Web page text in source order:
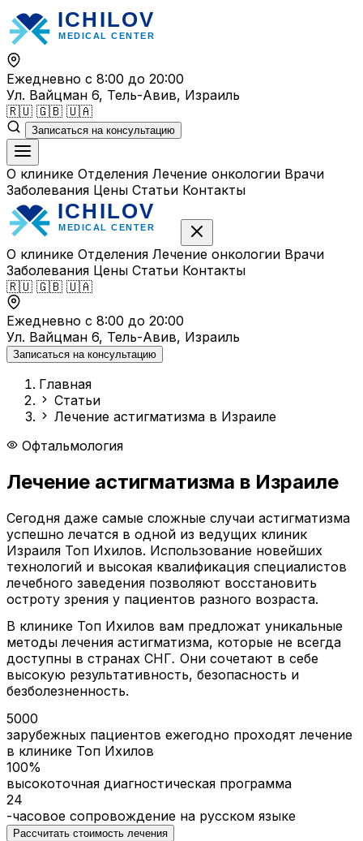
Перейти
к
содержимому
Ежедневно с 8:00 до 20:00
Ул. Вайцман 6, Тель-Авив, Израиль
🇷🇺 🇬🇧 🇺🇦
Записаться на консультацию
О клинике Отделения Лечение онкологии Врачи
Заболевания Цены Статьи Контакты
О клинике Отделения Лечение онкологии Врачи
Заболевания Цены Статьи Контакты
🇷🇺 🇬🇧 🇺🇦
Ежедневно с 8:00 до 20:00
Ул. Вайцман 6, Тель-Авив, Израиль
Записаться на консультацию
Главная
Статьи
Лечение астигматизма в Израиле
Офтальмология
Лечение астигматизма в Израиле
Сегодня даже самые сложные случаи астигматизма
успешно лечатся в одной из ведущих клиник
Израиля Топ Ихилов. Использование новейших
технологий и высокая квалификация специалистов
лечебного заведения позволяют восстановить
остроту зрения у пациентов разного возраста.
В клинике Топ Ихилов вам предложат уникальные
методы лечения астигматизма, которые не всегда
доступны в странах СНГ. Они сочетают в себе
высокую результативность, безопасность и
безболезненность.
5000
зарубежных пациентов ежегодно проходят лечение
в клинике Топ Ихилов
100%
высокоточная диагностическая программа
24
-часовое сопровождение на русском языке
Рассчитать стоимость лечения